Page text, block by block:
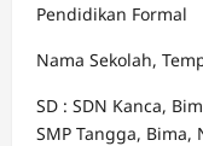
Pendidikan Formal
Nama Sekolah,
SD : SDN Kanca,
SMP Tangga, Bima,